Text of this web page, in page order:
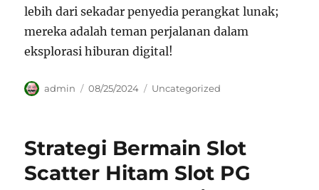
lebih dari sekadar penyedia perangkat lunak;
mereka adalah teman perjalanan dalam
eksplorasi hiburan digital!
Author
admin
Posted
08/25/2024 Categories
Uncategorized
Strategi Bermain Slot
Scatter Hitam Slot PG